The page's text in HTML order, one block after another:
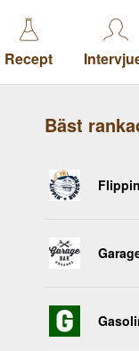
Recept
Bäst